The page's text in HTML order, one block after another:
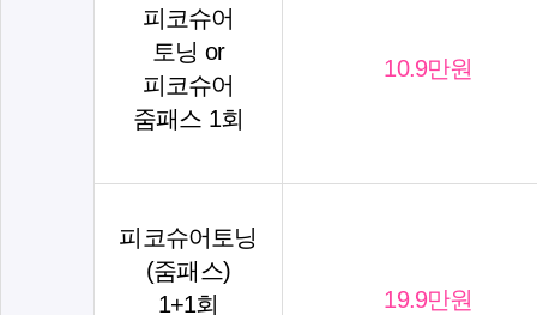
피코슈어
토닝 or
피코슈어
줌패스 1회
10.9만원
피코슈어토닝
(줌패스)
1+1회
19.9만원